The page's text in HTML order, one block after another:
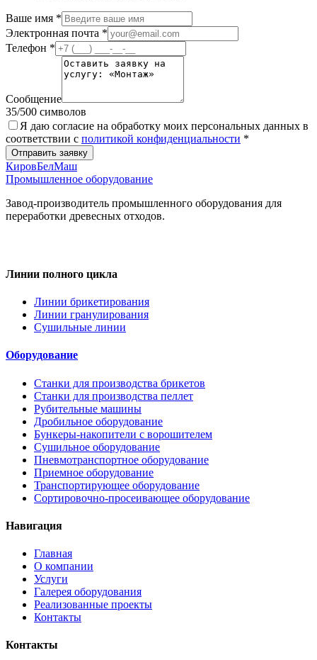
Ваше имя *
Электронная почта *
Телефон *
Сообщение
35/500 символов
Я даю согласие на обработку моих персональных данных в
соответствии с политикой конфиденциальности *
Отправить заявку
КировБелМаш
Промышленное оборудование
Завод-производитель промышленного оборудования для
переработки древесных отходов.
Линии полного цикла
Линии брикетирования
Линии гранулирования
Сушильные линии
Оборудование
Станки для производства брикетов
Станки для производства пеллет
Рубительные машины
Дробильное оборудование
Бункеры-накопители с ворошителем
Сушильное оборудование
Пневмотранспортное оборудование
Приемное оборудование
Транспортирующее оборудование
Сортировочно-просеивающее оборудование
Навигация
Главная
О компании
Услуги
Галерея оборудования
Реализованные проекты
Контакты
Контакты